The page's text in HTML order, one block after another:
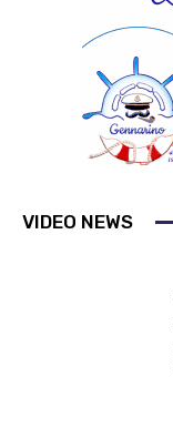
VIDEO NEWS